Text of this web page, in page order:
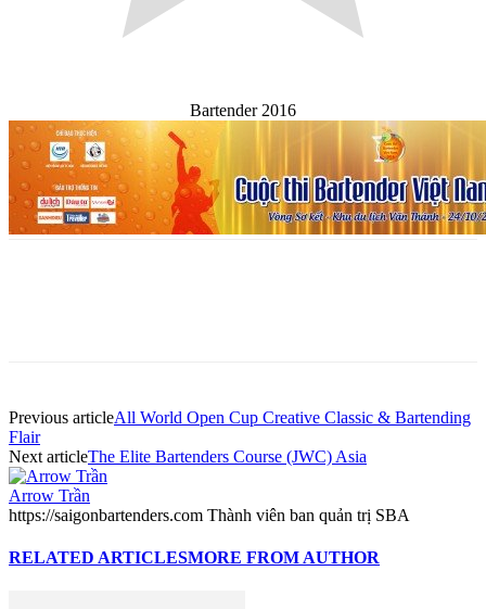
Bartender 2016
Previous articleAll World Open Cup Creative Classic & Bartending
Flair
Next articleThe Elite Bartenders Course (JWC) Asia
Arrow Trần
https://saigonbartenders.com Thành viên ban quản trị SBA
RELATED ARTICLESMORE FROM AUTHOR